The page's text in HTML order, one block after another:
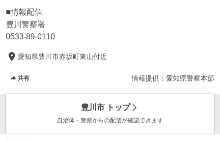
■情報配信
豊川警察署
0533-89-0110
愛知県豊川市赤坂町東山付近
共有 情報提供： 愛知県警察本部
豊川市 トップ
自治体・警察からの配信が確認できます